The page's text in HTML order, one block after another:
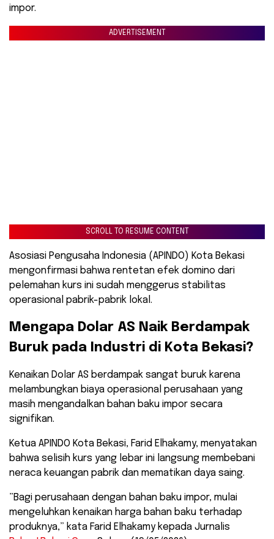
impor.
ADVERTISEMENT
SCROLL TO RESUME CONTENT
Asosiasi Pengusaha Indonesia (APINDO) Kota Bekasi
mengonfirmasi bahwa rentetan efek domino dari
pelemahan kurs ini sudah menggerus stabilitas
operasional pabrik-pabrik lokal.
​Mengapa Dolar AS Naik Berdampak
Buruk pada Industri di Kota Bekasi?
​Kenaikan Dolar AS berdampak sangat buruk karena
melambungkan biaya operasional perusahaan yang
masih mengandalkan bahan baku impor secara
signifikan.
Ketua APINDO Kota Bekasi, Farid Elhakamy, menyatakan
bahwa selisih kurs yang lebar ini langsung membebani
neraca keuangan pabrik dan mematikan daya saing.
​”Bagi perusahaan dengan bahan baku impor, mulai
mengeluhkan kenaikan harga bahan baku terhadap
produknya,” kata Farid Elhakamy kepada Jurnalis